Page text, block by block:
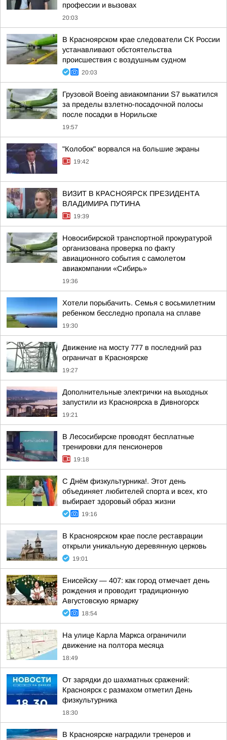
профессии и вызовах
20:03
В Красноярском крае следователи СК России
устанавливают обстоятельства
происшествия с воздушным судном
20:03
Грузовой Boeing авиакомпании S7 выкатился
за пределы взлетно-посадочной полосы
после посадки в Норильске
19:57
"Колобок" ворвался на большие экраны
19:42
ВИЗИТ В КРАСНОЯРСК ПРЕЗИДЕНТА
ВЛАДИМИРА ПУТИНА
19:39
Новосибирской транспортной прокуратурой
организована проверка по факту
авиационного события с самолетом
авиакомпании «Сибирь»
19:36
Хотели порыбачить. Семья с восьмилетним
ребенком бесследно пропала на сплаве
19:30
Движение на мосту 777 в последний раз
ограничат в Красноярске
19:27
Дополнительные электрички на выходных
запустили из Красноярска в Дивногорск
19:21
В Лесосибирске проводят бесплатные
тренировки для пенсионеров
19:18
С Днём физкультурника!. Этот день
объединяет любителей спорта и всех, кто
выбирает здоровый образ жизни
19:16
В Красноярском крае после реставрации
открыли уникальную деревянную церковь
19:01
Енисейску — 407: как город отмечает день
рождения и проводит традиционную
Августовскую ярмарку
18:54
На улице Карла Маркса ограничили
движение на полтора месяца
18:49
От зарядки до шахматных сражений:
Красноярск с размахом отметил День
физкультурника
18:30
В Красноярске наградили тренеров и